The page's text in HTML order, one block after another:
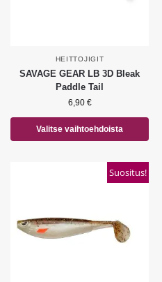
HEITTOJIGIT
SAVAGE GEAR LB 3D Bleak
Paddle Tail
6,90 €
Valitse vaihtoehdoista
Suositus!